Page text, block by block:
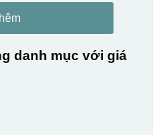
danh mục với giá